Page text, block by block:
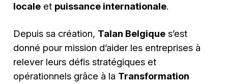
locale et puissance internationale.
Depuis sa création, Talan Belgique s’est
donné pour mission d’aider les entreprises à
relever leurs défis stratégiques et
opérationnels grâce à la Transformation